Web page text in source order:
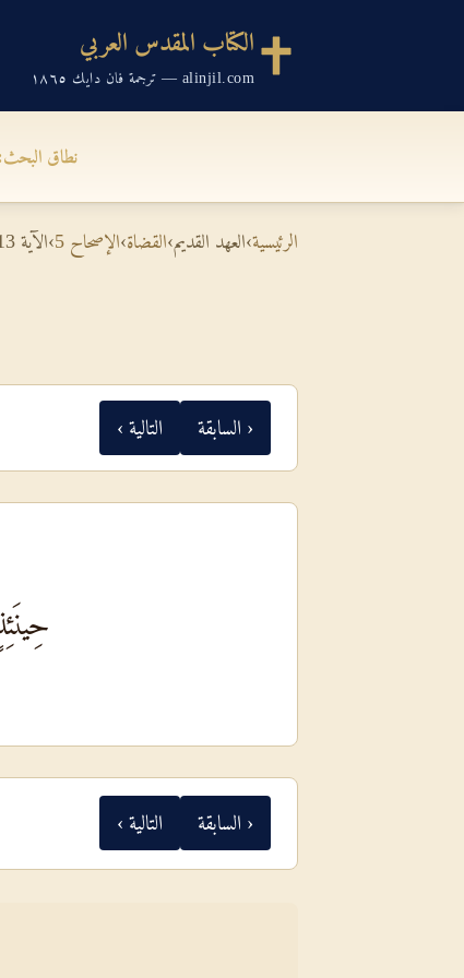
الكتاب المقدس العربي
alinjil.com — ترجمة فان دايك ١٨٦٥
نطاق
الرئيسية›العهد القديم›القضاة›الإصحاح 5 ›الآية 13
‹ السابقة التالية ›
‹ السابقة التالية ›